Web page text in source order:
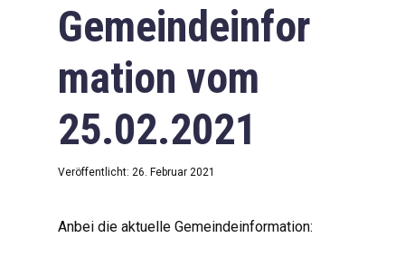
Downloads
Impressum
Datenschutzerklärung
Gemeindeinfor
mation vom
25.02.2021
Veröffentlicht: 26. Februar 2021
Anbei die aktuelle Gemeindeinformation: